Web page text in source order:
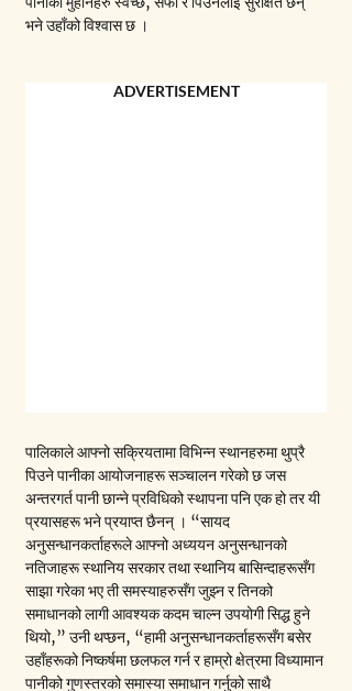
भने उहाँको विश्वास छ ।
ADVERTISEMENT
पालिकाले आफ्नो सक्रियतामा विभिन्न स्थानहरुमा थुप्रै
पिउने पानीका आयोजनाहरू सञ्चालन गरेको छ जस
अन्तरगर्त पानी छान्ने प्रविधिको स्थापना पनि एक हो तर यी
प्रयासहरू भने प्रयाप्त छैनन् । “सायद
अनुसन्धानकर्ताहरूले आफ्नो अध्ययन अनुसन्धानको
नतिजाहरू स्थानिय सरकार तथा स्थानिय बासिन्दाहरूसँग
साझा गरेका भए ती समस्याहरुसँग जुझ्न र तिनको
समाधानको लागी आवश्यक कदम चाल्न उपयोगी सिद्ध हुने
थियो,” उनी थप्छन, “हामी अनुसन्धानकर्ताहरूसँग बसेर
उहाँहरूको निष्कर्षमा छलफल गर्न र हाम्रो क्षेत्रमा विध्यामान
पानीको गुणस्तरको समास्या समाधान गर्नुको साथै